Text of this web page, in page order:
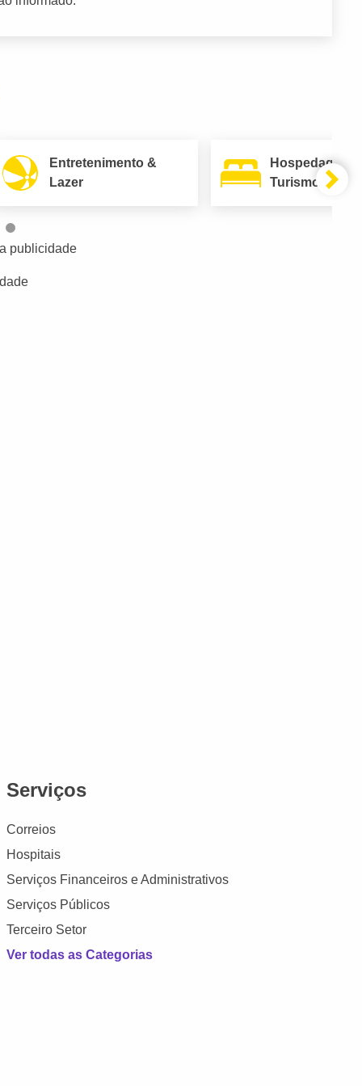
Entretenimento &
Lazer
Hospedagem
Turismo
publicidade
Serviços
Correios
Hospitais
Serviços Financeiros e Administrativos
Serviços Públicos
Terceiro Setor
Ver todas as Categorias